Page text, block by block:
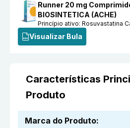
Runner 20 mg
BIOSINTETICA (ACHE)
Princípio ativo:Rosuvastatina
Visualizar Bula
Características
Produto
Marca do Produto: